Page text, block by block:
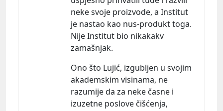
neke svoje proizvode, a Institut
je nastao kao nus-produkt toga.
Nije Institut bio nikakakv
zamašnjak.
Ono što Lujić, izgubljen u svojim
akademskim visinama, ne
razumije da za neke časne i
izuzetne poslove čišćenja,